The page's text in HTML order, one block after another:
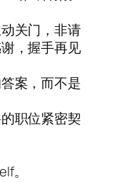
关门，非请
，握手再见
案，而不是
职位紧密契
。